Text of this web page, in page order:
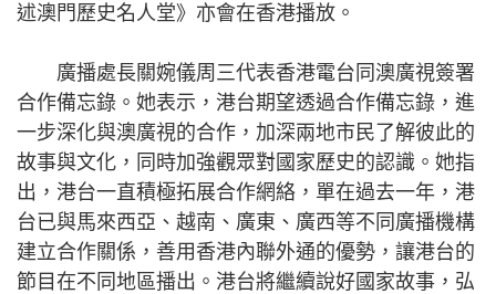
述澳門歷史名人堂》亦會在香港播放。
廣播處長關婉儀周三代表香港電台同澳廣視簽署
合作備忘錄。她表示，港台期望透過合作備忘錄，進
一步深化與澳廣視的合作，加深兩地市民了解彼此的
故事與文化，同時加強觀眾對國家歷史的認識。她指
出，港台一直積極拓展合作網絡，單在過去一年，港
台已與馬來西亞、越南、廣東、廣西等不同廣播機構
建立合作關係，善用香港內聯外通的優勢，讓港台的
節目在不同地區播出。港台將繼續說好國家故事，弘